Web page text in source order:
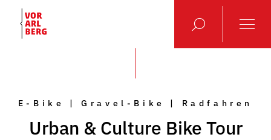
E-Bike | Gravel-Bike | Radfahren
Urban & Culture Bike Tour